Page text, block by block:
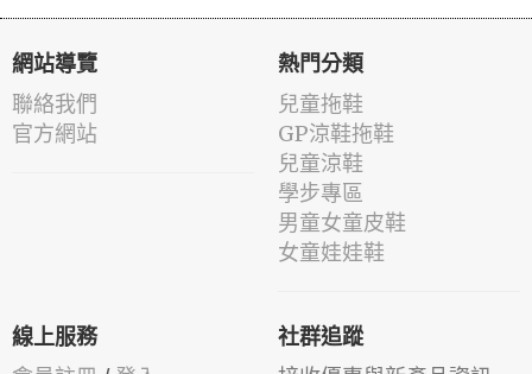
網站導覽
聯絡我們
官方網站
熱門分類
兒童拖鞋
GP涼鞋拖鞋
兒童涼鞋
學步專區
男童女童皮鞋
女童娃娃鞋
線上服務 社群追蹤